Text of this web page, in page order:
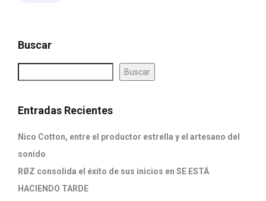
Buscar
Buscar
Entradas Recientes
Nico Cotton, entre el productor estrella y el artesano del
sonido
RØZ consolida el éxito de sus inicios en SE ESTÁ
HACIENDO TARDE